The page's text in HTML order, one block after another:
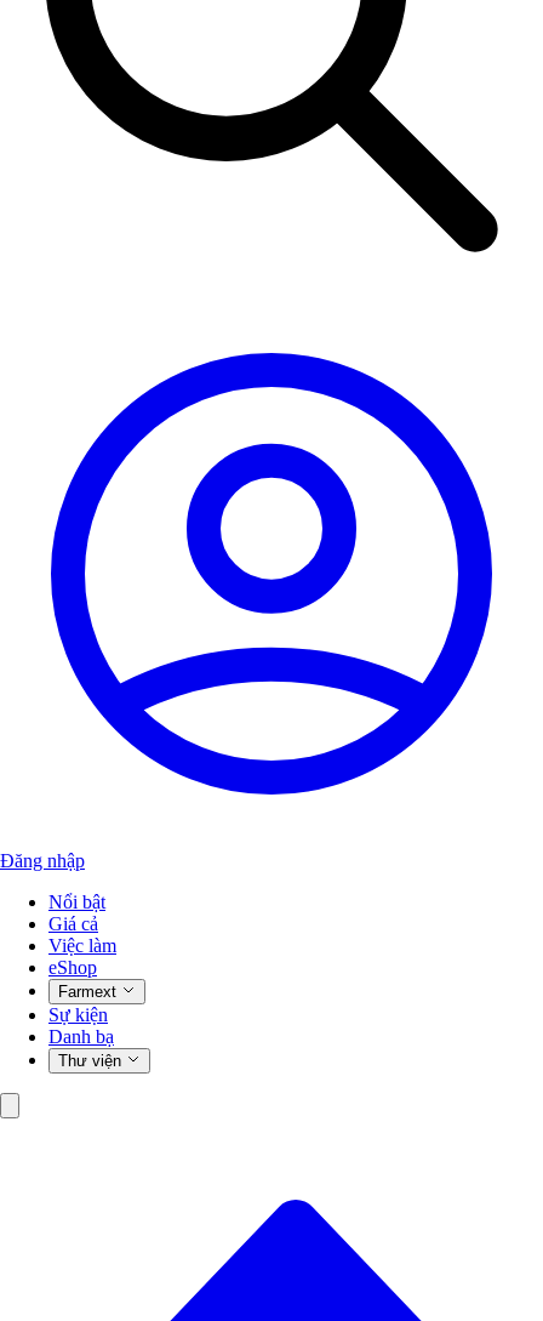
Đăng nhập
Nổi bật
Giá cả
Việc làm
eShop
Farmext
Sự kiện
Danh bạ
Thư viện